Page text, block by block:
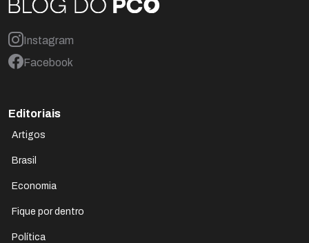
Instagram
Facebook
Editoriais
Artigos
Brasil
Economia
Fique por dentro
Política